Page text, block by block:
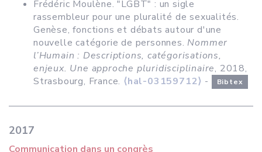
Frédéric Moulène. "LGBT" : un sigle
rassembleur pour une pluralité de sexualités.
Genèse, fonctions et débats autour d'une
nouvelle catégorie de personnes. Nommer
l’Humain : Descriptions, catégorisations,
enjeux. Une approche pluridisciplinaire, 2018,
Strasbourg, France. ⟨hal-03159712⟩ - Bibtex
2017
Communication dans un congrès